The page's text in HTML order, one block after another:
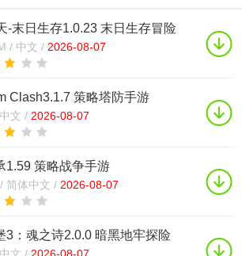
-末日生存1.0.23 末日生存冒险
/ 中文 / 2026-08-07
Clash3.1.7 策略塔防手游
中文 / 2026-08-07
1.59 策略战争手游
简体中文 / 2026-08-07
3：魂之诗2.0.0 暗黑地牢探险
中文 / 2026-08-07